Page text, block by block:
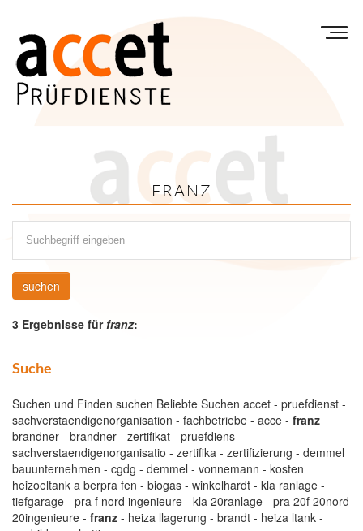
Menu
FRANZ
suchen
3 Ergebnisse fürfranz:
Suche
Suchen und Finden suchen Beliebte Suchen accet - pruefdienst -
sachverstaendigenorganisation - fachbetriebe - acce - franz
brandner - brandner - zertifikat - pruefdiens -
sachverstaendigenorganisatio - zertifika - zertifizierung - demmel
bauunternehmen - cgdg - demmel - vonnemann - kosten
heizoeltank a berpra fen - biogas - winkelhardt - kla ranlage -
tiefgarage - pra f nord ingenieure - kla 20ranlage - pra 20f 20nord
20ingenieure - franz - heiza llagerung - brandt - heiza ltank -